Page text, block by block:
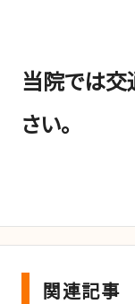
当院では交
さい。
関連記事